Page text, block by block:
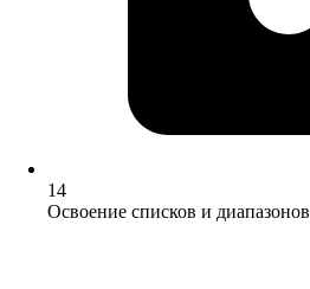
14
Освоение списков и диапазонов